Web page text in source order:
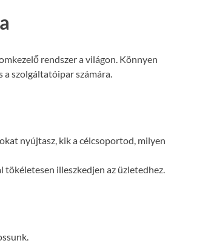
rendszer a világon. Könnyen
a szolgáltatóipar számára.
nyújtasz, kik a célcsoportod, milyen
tökéletesen illeszkedjen az üzletedhez.